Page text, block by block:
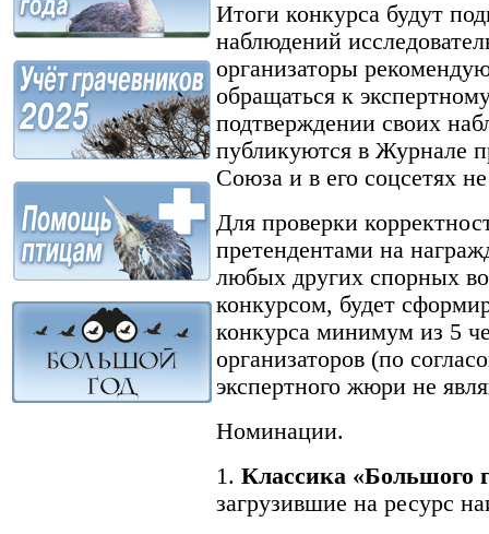
Итоги конкурса будут
наблюдений
организаторы
обращаться к
подтверждении своих
публикуются в Журнале
Союза и в его соцсетях
Для проверки
претендентами на
любых других спорных
конкурсом, будет
конкурса минимум из 5
организаторов (по
экспертного жюри не
Номинации.
1. Классика «Большого
загрузившие на ресурс